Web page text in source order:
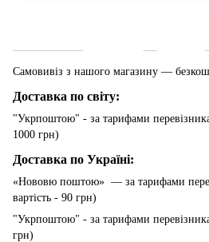
Самовивіз з нашого магазину —
Доставка по світу:
"Укрпоштою" - за тарифами перевізника
1000 грн)
Доставка по Україні:
«Нововю поштою» — за тарифами
вартість - 90 грн)
"Укрпоштою" - за тарифами перевізника
грн)